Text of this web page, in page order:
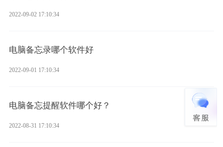
2022-09-02 17:10:34
电脑备忘录哪个软件好
2022-09-01 17:10:34
电脑备忘提醒软件哪个好？
2022-08-31 17:10:34